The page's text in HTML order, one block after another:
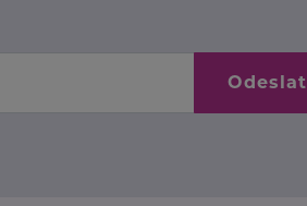
Odeslat